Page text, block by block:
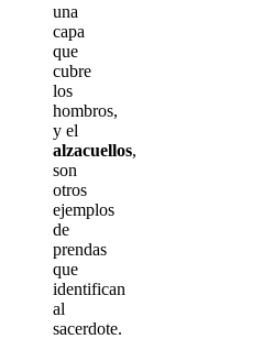
una
capa
que
cubre
los
hombros,
y el
alzacuellos,
son
otros
ejemplos
de
prendas
que
identifican
al
sacerdote.